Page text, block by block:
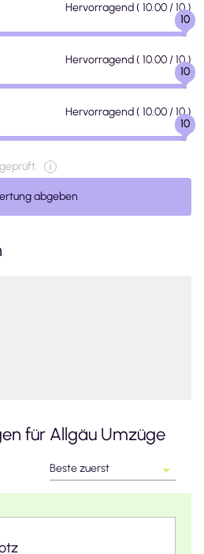
Hervorragend( 10.00/ 10 )
10
Hervorragend( 10.00/ 10 )
10
Hervorragend( 10.00/ 10 )
10
abgeben
für Allgäu Umzüge
Beste zuerst